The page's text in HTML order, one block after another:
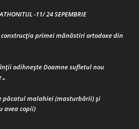
-11/ 24 SEPEMBRIE
primei mănăstiri ortodoxe din
odihnește Doamne sufletul nou
păcatul malahiei (masturbării) şi
avea copii)